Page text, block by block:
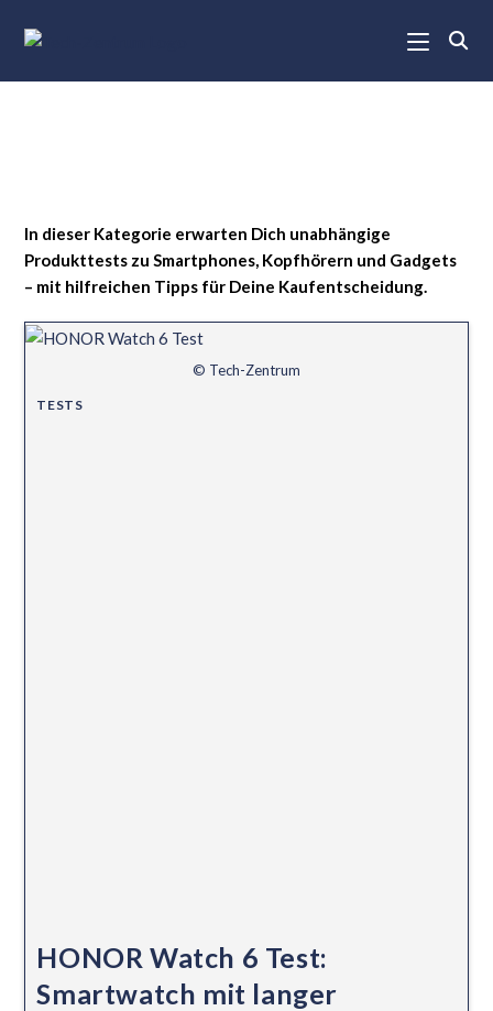
In dieser Kategorie erwarten Dich unabhängige
Produkttests zu Smartphones, Kopfhörern und Gadgets
– mit hilfreichen Tipps für Deine Kaufentscheidung.
© Tech-Zentrum
TESTS
HONOR Watch 6 Test:
Smartwatch mit langer